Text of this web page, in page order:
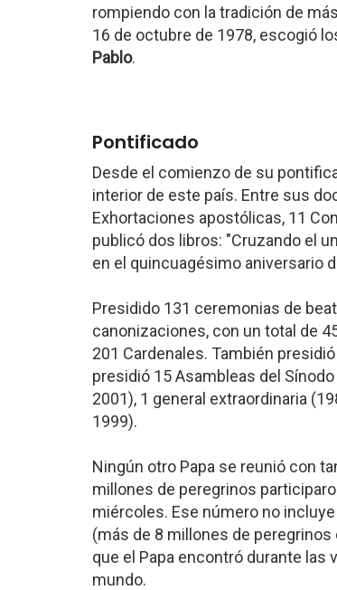
rompiendo con la tradición de
16 de octubre de 1978, escogió
Pablo.
Pontificado
Desde el comienzo de su
interior de este país. Entre sus
Exhortaciones apostólicas, 11
publicó dos libros: "Cruzando el
en el quincuagésimo aniversario
Presidido 131 ceremonias de
canonizaciones, con un total de
201 Cardenales. También
presidió 15 Asambleas del
2001), 1 general extraordinaria
1999).
Ningún otro Papa se reunió con
millones de peregrinos
miércoles. Ese número no
(más de 8 millones de
que el Papa encontró durante las
mundo.